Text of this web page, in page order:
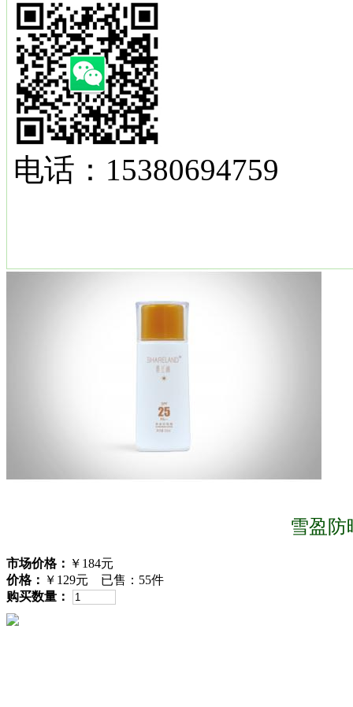
电话：15380694759
雪盈防
市场价格： ￥184元
价格： ￥129元 已售：55件
购买数量：